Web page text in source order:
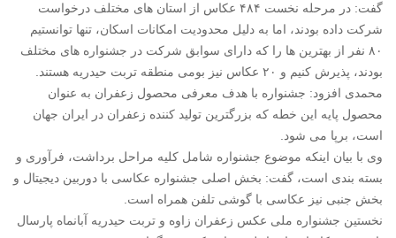
گفت: در مرحله نخست ۴۸۴ عکاس از استان های مختلف درخواست
شرکت داده بودند، اما به دلیل محدودیت امکانات اسکان، تنها توانستیم
۸۰ نفر از بهترین ها را که دارای سوابق شرکت در جشنواره های مختلف
بودند، پذیرش کنیم و ۲۰ عکاس نیز بومی منطقه تربت حیدریه هستند.
محمدی افزود: جشنواره با هدف معرفی محصول زعفران به عنوان
محصول پایه این خطه که بزرگترین تولید کننده زعفران در ایران جهان
است، برپا می شود.
وی با بیان اینکه موضوع جشنواره شامل کلیه مراحل برداشت، فرآوری و
بسته بندی است، گفت: بخش اصلی جشنواره عکاسی با دوربین دیجیتال و
بخش جنبی نیز عکاسی با گوشی تلفن همراه است.
نخستین جشنواره ملی عکس زعفران زاوه و تربت حیدریه آبانماه پارسال